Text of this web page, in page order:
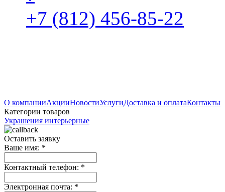
+7 (812) 456-85-22
О компанииАкцииНовостиУслугиДоставка и оплатаКонтакты
Категории товаров
Украшения интерьерные
Оставить заявку
Ваше имя: *
Контактный телефон: *
Электронная почта: *